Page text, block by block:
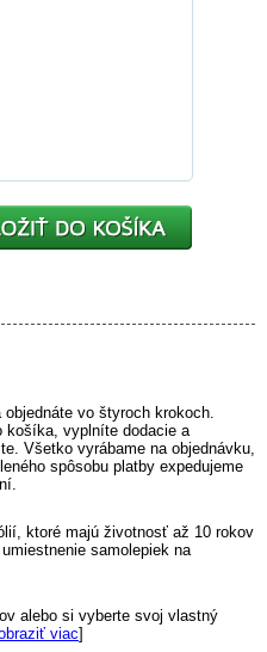
objednáte vo štyroch krokoch.
košíka, vyplníte dodacie a
Všetko vyrábame na objednávku,
spôsobu platby expedujeme
ktoré majú životnosť až 10 rokov
samolepiek na
alebo si vyberte svoj vlastný
viac]